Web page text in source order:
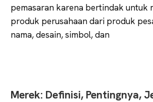
pemasaran karena bertindak untuk
produk perusahaan dari produk
nama, desain, simbol, dan
Merek: Definisi, Pentingnya,